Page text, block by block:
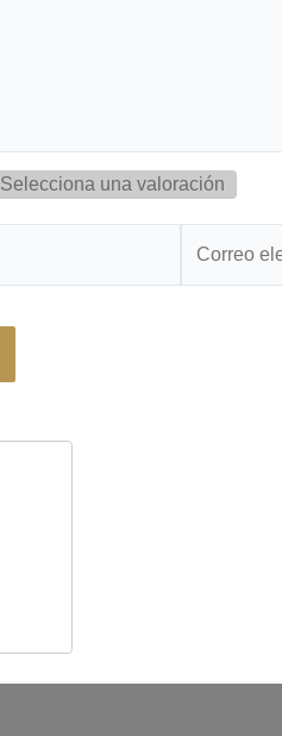
Selecciona una valoración
electrónico*